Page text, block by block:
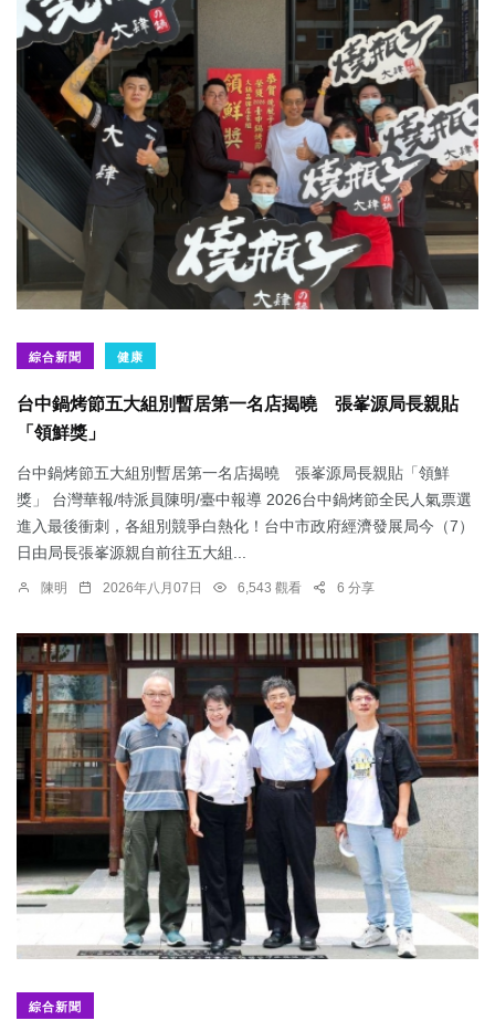
綜合新聞 健康
台中鍋烤節五大組別暫居第一名店揭曉 張峯源局長親貼
「領鮮獎」
台中鍋烤節五大組別暫居第一名店揭曉 張峯源局長親貼「領鮮
獎」 台灣華報/特派員陳明/臺中報導 2026台中鍋烤節全民人氣票選
進入最後衝刺，各組別競爭白熱化！台中市政府經濟發展局今（7）
日由局長張峯源親自前往五大組...
陳明 2026年八月07日 6,543 觀看 6 分享
綜合新聞